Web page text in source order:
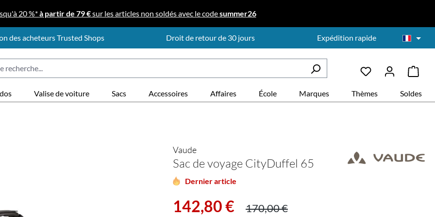
20 %*à partir de 79 €sur les articles non soldés avec le codesummer26
des acheteurs Trusted Shops Droit de retour de 30 jours Expédition rapide
Valise de voiture Sacs Accessoires Affaires École Marques Thèmes Soldes
Vaude
Sac de voyage CityDuffel 65
Dernier article
Prix de vente :
142,80 € Prix régulier :
170,00 €